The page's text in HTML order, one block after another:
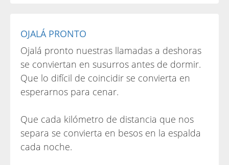
OJALÁ PRONTO
Ojalá pronto nuestras llamadas a deshoras
se conviertan en susurros antes de dormir.
Que lo difícil de coincidir se convierta en
esperarnos para cenar.
Que cada kilómetro de distancia que nos
separa se convierta en besos en la espalda
cada noche.